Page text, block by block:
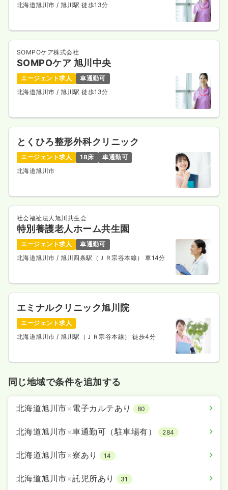
北海道旭川市 / 旭川駅 徒歩13分
SOMPOケア株式会社
SOMPOケア 旭川中央
エージェント求人
車通勤可
北海道旭川市 / 旭川駅 徒歩13分
とくひろ整形外科クリニック
エージェント求人 18床
車通勤可
北海道旭川市
社会福祉法人旭川共生会
特別養護老人ホーム共生園
エージェント求人
車通勤可
北海道旭川市 / 旭川四条駅（ＪＲ宗谷本線） 車14分
エミナルクリニック旭川院
エージェント求人
北海道旭川市 / 旭川駅（ＪＲ宗谷本線） 徒歩4分
同じ地域で条件を追加する
北海道旭川市×電子カルテあり 80
北海道旭川市×車通勤可（駐車場有） 284
北海道旭川市×寮あり 14
北海道旭川市×託児所あり 31